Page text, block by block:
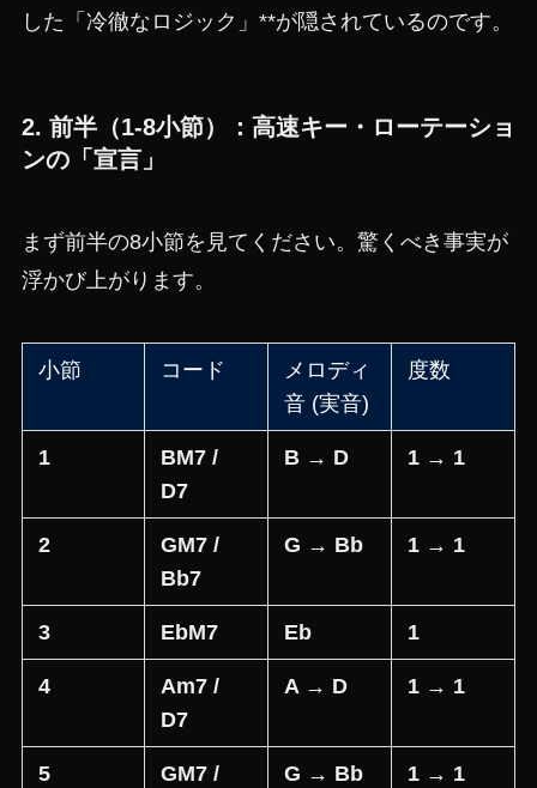
した「冷徹なロジック」**が隠されているのです。
2. 前半（1-8小節）：高速キー・ローテーショ
ンの「宣言」
まず前半の8小節を見てください。驚くべき事実が
浮かび上がります。
小節 コード
メロディ
音 (実音)
度数
1
BM7 /
D7
B → D 1 → 1
2
GM7 /
Bb7
G → Bb 1 → 1
3 EbM7 Eb 1
4
Am7 /
D7
A → D 1 → 1
5
GM7 /
G → Bb 1 → 1